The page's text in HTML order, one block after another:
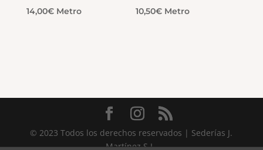
14,00€ Metro
10,50€ Metro
© 2023 Todos los derechos reservados | Sederías J.
Martínez S.L.